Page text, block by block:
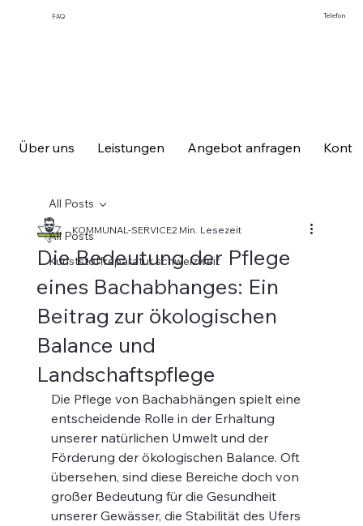
Über uns Leistungen Angebot anfragen
Telefon
FAQ
All Posts
Kunststoffreparatur schweizweit
All Posts
Die Bedeutung der Pflege
eines Bachabhanges: Ein
Beitrag zur ökologischen
Balance und
Landschaftspflege
KOMMUNAL-SERVICE2 Min. Lesezeit
Die Pflege von Bachabhängen spielt eine
entscheidende Rolle in der Erhaltung
unserer natürlichen Umwelt und der
Förderung der ökologischen Balance. Oft
übersehen, sind diese Bereiche doch von
großer Bedeutung für die Gesundheit
unserer Gewässer, die Stabilität des Ufers